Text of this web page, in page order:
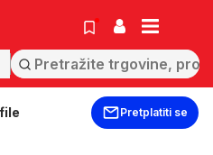
Pretplatiti se